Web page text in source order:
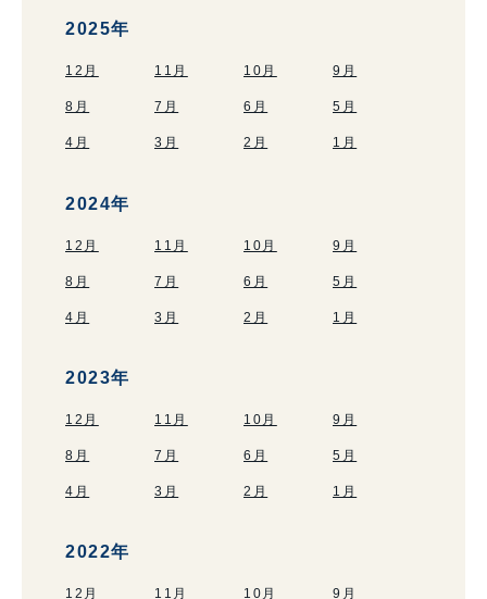
2025年
12月 11月 10月 9月
8月 7月 6月 5月
4月 3月 2月 1月
2024年
12月 11月 10月 9月
8月 7月 6月 5月
4月 3月 2月 1月
2023年
12月 11月 10月 9月
8月 7月 6月 5月
4月 3月 2月 1月
2022年
12月 11月 10月 9月